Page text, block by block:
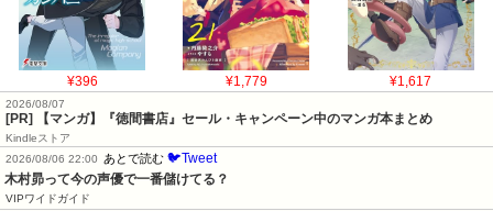
¥396 ¥1,779 ¥1,617
2026/08/07
[PR] 【マンガ】『徳間書店』セール・キャンペーン中のマンガ本まとめ
Kindleストア
2026/08/06 22:00
あとで読む 🐦Tweet
木村昴って今の声優で一番儲けてる？
VIPワイドガイド